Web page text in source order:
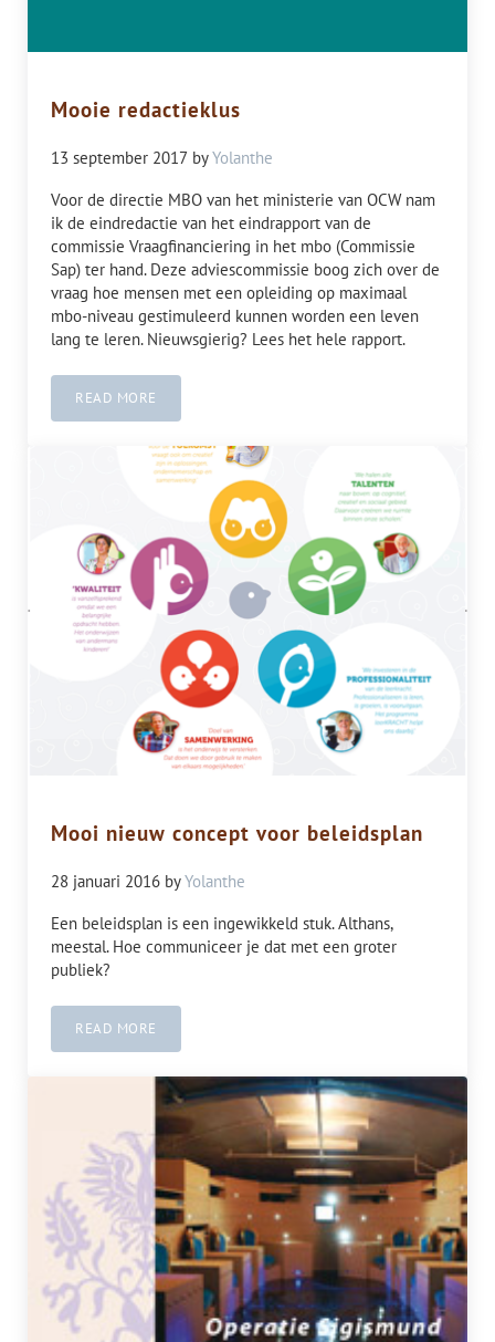
Mooie redactieklus
13 september 2017 byYolanthe
Voor de directie MBO van het ministerie van OCW nam
ik de eindredactie van het eindrapport van de
commissie Vraagfinanciering in het mbo (Commissie
Sap) ter hand. Deze adviescommissie boog zich over de
vraag hoe mensen met een opleiding op maximaal
mbo-niveau gestimuleerd kunnen worden een leven
lang te leren. Nieuwsgierig? Lees het hele rapport.
READ MOREMOOIE REDACTIEKLUS
Mooi nieuw concept voor beleidsplan
28 januari 2016 byYolanthe
Een beleidsplan is een ingewikkeld stuk. Althans,
meestal. Hoe communiceer je dat met een groter
publiek?
READ MOREMOOI NIEUW CONCEPT VOOR BELEIDSPLAN